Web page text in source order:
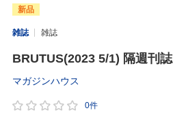
新品
雑誌 雑誌
BRUTUS(2023 5/1) 隔週刊誌
マガジンハウス
0件